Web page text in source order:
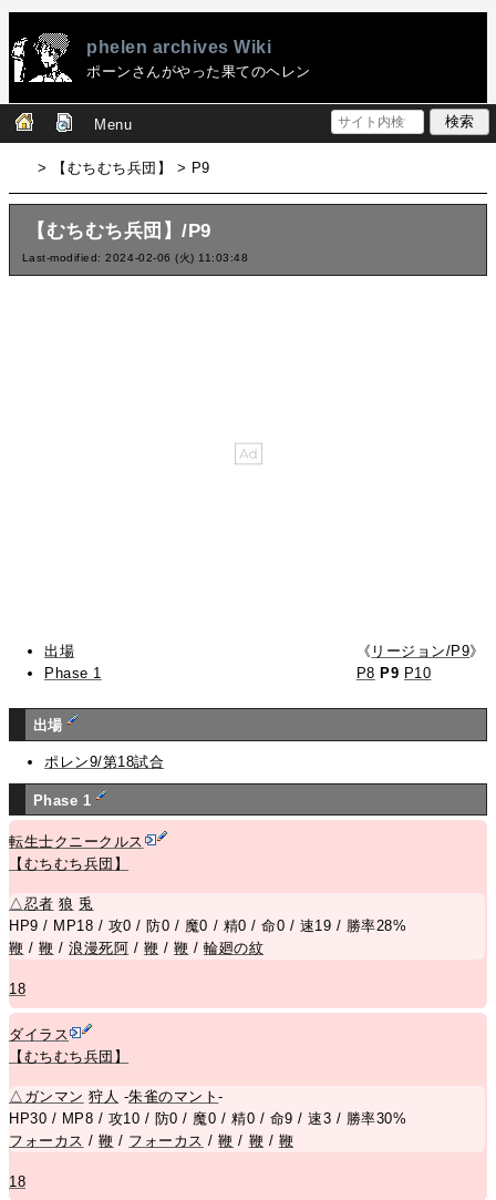
phelen archives Wiki
ポーンさんがやった果てのヘレン
Menu
> 【むちむち兵団】 > P9
【むちむち兵団】/P9
Last-modified: 2024-02-06 (火) 11:03:48
出場
Phase 1
《 リージョン/P9》
P8 P9 P10
出場
ポレン9/第18試合
Phase 1
転生士クニークルス
【むちむち兵団】
△忍者 狼 兎
HP9 / MP18 / 攻0 / 防0 / 魔0 / 精0 / 命0 / 速19 / 勝率28%
鞭 /鞭 /浪漫死阿 / 鞭 / 鞭 /輪廻の紋
18
ダイラス
【むちむち兵団】
△ ガンマン 狩人 -朱雀のマント-
HP30 / MP8 / 攻10 / 防0 / 魔0 / 精0 / 命9 / 速3 / 勝率30%
フォーカス /鞭 / フォーカス /鞭 / 鞭 / 鞭
18